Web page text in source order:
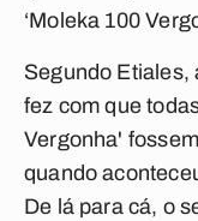
‘Moleka 100
Segundo Etiales,
fez com que
Vergonha'
quando
De lá para cá, o